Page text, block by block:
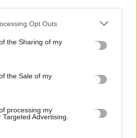
Opt Outs
the Sharing of my
the Sale of my
processing my
Advertising.
Τσαφούλια έρχεται στον Alpha
«όχι» στο ισπανικό τελεσίγραφο